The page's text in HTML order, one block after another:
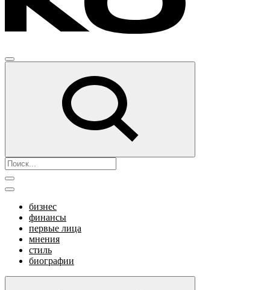
бизнес
финансы
первые лица
мнения
стиль
биографии